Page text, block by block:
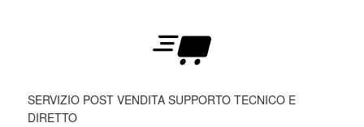
SERVIZIO POST VENDITA SUPPORTO TECNICO E
DIRETTO